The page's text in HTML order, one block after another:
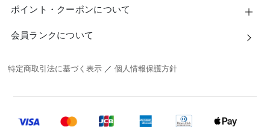
ポイント・クーポンについて
会員ランクについて
特定商取引法に基づく表示 ／個人情報保護方針